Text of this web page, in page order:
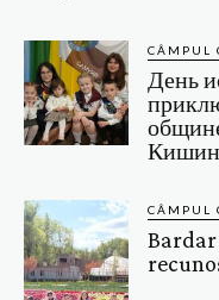
CÂMPUL
День
CÂMPUL